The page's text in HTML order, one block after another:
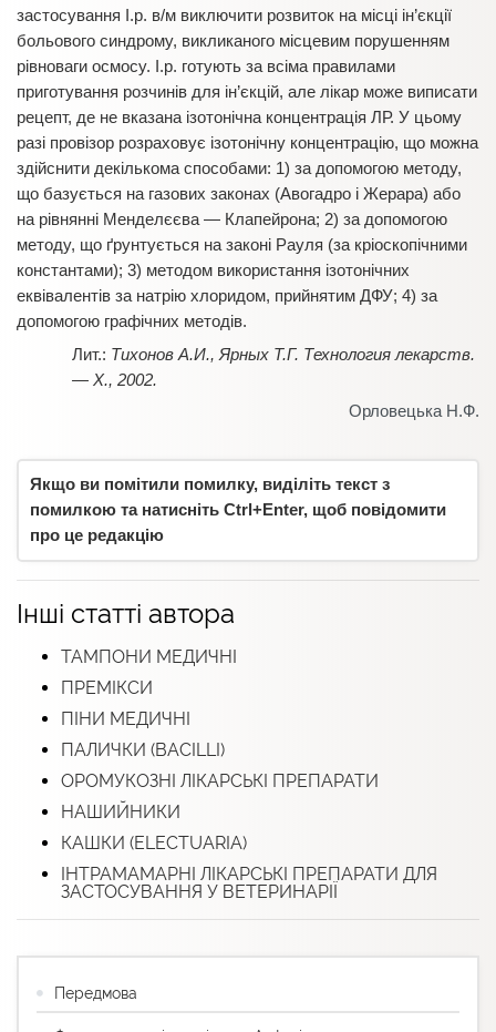
застосування І.р. в/м виключити розвиток на місці ін’єкції
больового синдрому, викликаного місцевим порушенням
рівноваги осмосу. І.р. готують за всіма правилами
приготування розчинів для ін’єкцій, але лікар може виписати
рецепт, де не вказана ізотонічна концентрація ЛР. У цьому
разі провізор розраховує ізотонічну концентрацію, що можна
здійснити декількома способами: 1) за допомогою методу,
що базується на газових законах (Авогадро і Жерара) або
на рівнянні Менделєєва — Клапейрона; 2) за допомогою
методу, що ґрунтується на законі Рауля (за кріоскопічними
константами); 3) методом використання ізотонічних
еквівалентів за натрію хлоридом, прийнятим ДФУ; 4) за
допомогою графічних методів.
Тихонов А.И., Ярных Т.Г. Технология лекарств.
— Х., 2002.
Орловецька Н.Ф.
Якщо ви помітили помилку, виділіть текст з
помилкою та натисніть Ctrl+Enter, щоб повідомити
про це редакцію
Інші статті автора
ТАМПОНИ МЕДИЧНІ
ПРЕМІКСИ
ПІНИ МЕДИЧНІ
ПАЛИЧКИ (BACILLI)
ОРОМУКОЗНІ ЛІКАРСЬКІ ПРЕПАРАТИ
НАШИЙНИКИ
КАШКИ (ELECTUARIА)
ІНТРАМАМАРНІ ЛІКАРСЬКІ ПРЕПАРАТИ ДЛЯ
ЗАСТОСУВАННЯ У ВЕТЕРИНАРІЇ
Передмова